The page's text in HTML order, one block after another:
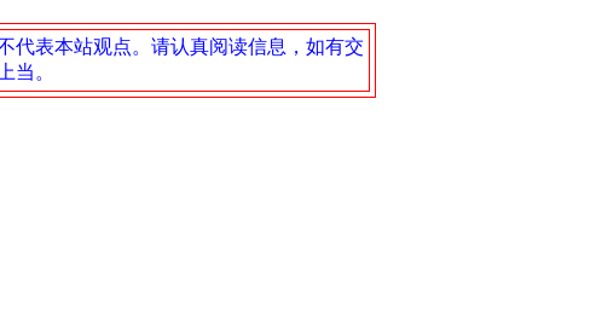
代表本站观点。请认真阅读信息，如有交
当。